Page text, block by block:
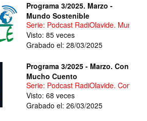
Programa 3/2025. Marzo -
Mundo Sostenible
Serie: Podcast RadiOlavide. Mundo
Visto: 85 veces
Grabado el: 28/03/2025
Programa 3/2025 - Marzo. Con
Mucho Cuento
Serie: Podcast RadiOlavide. Con
Visto: 68 veces
Grabado el: 26/03/2025